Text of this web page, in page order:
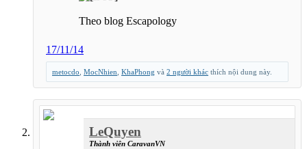
Theo blog Escapology
17/11/14
metocdo MocNhien KhaPhong và 2 người khác thích nội dung này.
LeQuyen
Thành viên CaravanVN